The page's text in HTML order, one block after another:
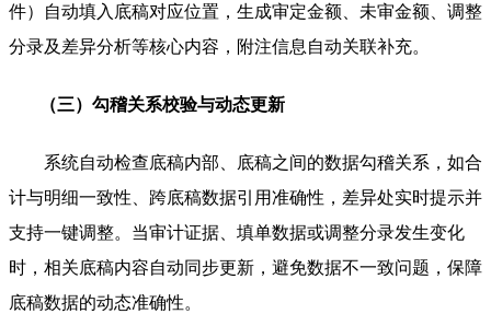
件）自动填入底稿对应位置，生成审定金额、未审金额、调整
分录及差异分析等核心内容，附注信息自动关联补充。
（三）勾稽关系校验与动态更新
系统自动检查底稿内部、底稿之间的数据勾稽关系，如合
计与明细一致性、跨底稿数据引用准确性，差异处实时提示并
支持一键调整。当审计证据、填单数据或调整分录发生变化
时，相关底稿内容自动同步更新，避免数据不一致问题，保障
底稿数据的动态准确性。